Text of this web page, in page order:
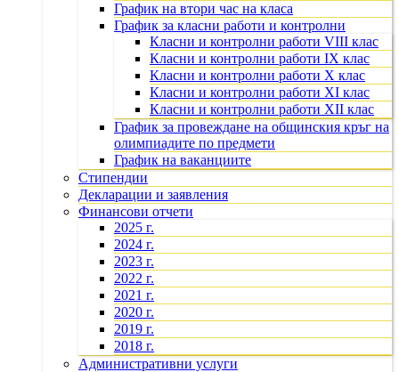
График на втори час на класа
График за класни работи и контролни
Класни и контролни работи VIII клас
Класни и контролни работи IX клас
Класни и контролни работи X клас
Класни и контролни работи XI клас
Класни и контролни работи XII клас
График за провеждане на общинския кръг на
олимпиадите по предмети
График на ваканциите
Стипендии
Декларации и заявления
Финансови отчети
2025 г.
2024 г.
2023 г.
2022 г.
2021 г.
2020 г.
2019 г.
2018 г.
Административни услуги